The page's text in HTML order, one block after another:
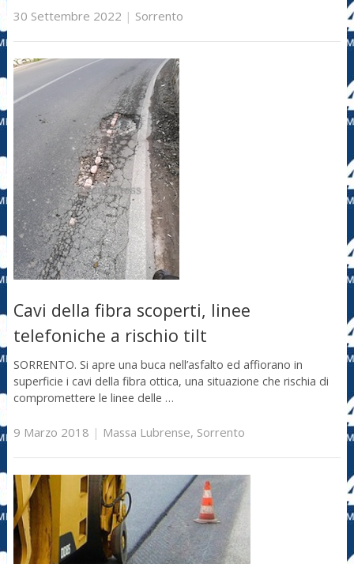
30 Settembre 2022 | Sorrento
Cavi della fibra scoperti, linee
telefoniche a rischio tilt
SORRENTO. Si apre una buca nell’asfalto ed affiorano in
superficie i cavi della fibra ottica, una situazione che rischia di
compromettere le linee delle …
9 Marzo 2018 | Massa Lubrense, Sorrento